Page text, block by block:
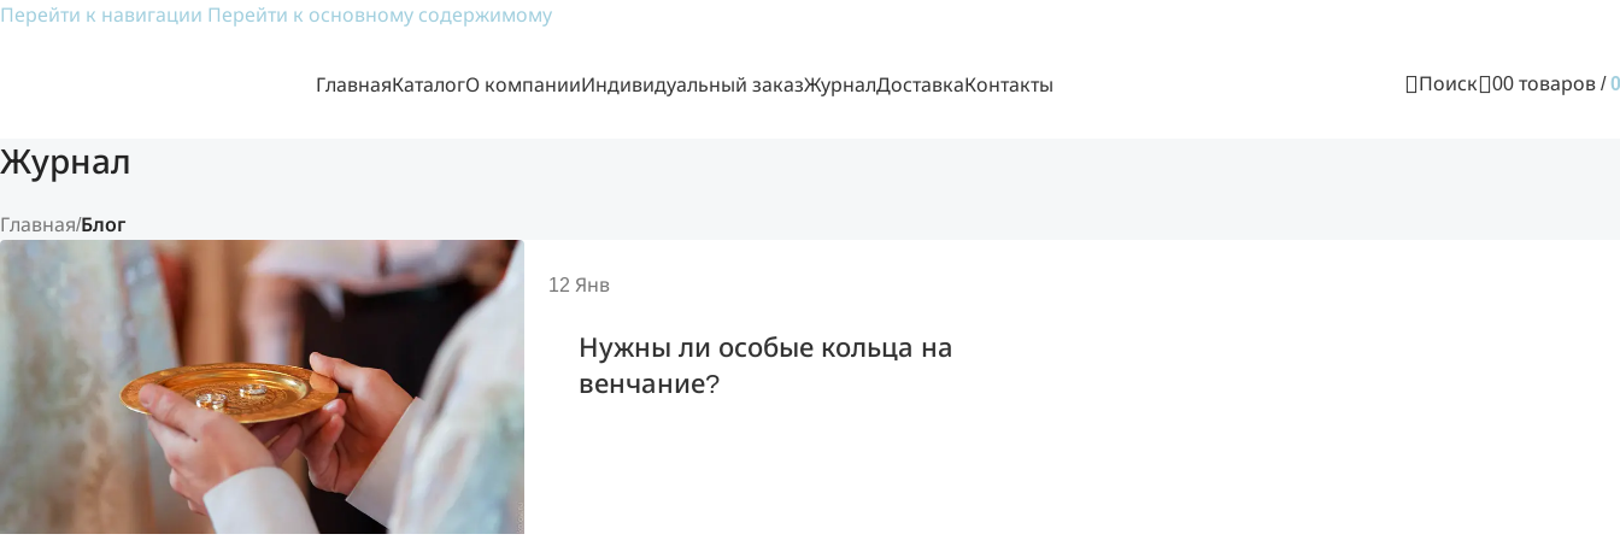
Перейти к навигации Перейти к основному содержимому
ГлавнаяКаталогО компанииИндивидуальный заказЖурналДоставкаКонтакты Поиск 00 товаров / 0
Журнал
Главная/Блог
12 Янв
Нужны ли особые кольца на
венчание?